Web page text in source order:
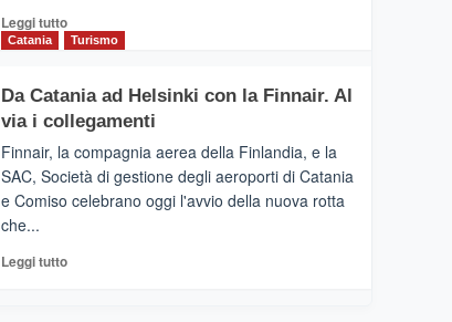
2026”.
Le
dell’enoturismo
sull’Etna
Leggi tuttoLeggi
di
RANDAZZO
–
siamo
quasi….
pronti
dell’Etna
Catania Turismo
Da Catania ad Helsinki con la Finnair. Al
via i collegamenti
Finnair, la compagnia aerea della Finlandia, e la
SAC, Società di gestione degli aeroporti di Catania
e Comiso celebrano oggi l'avvio della nuova rotta
che...
Leggi tuttoLeggi